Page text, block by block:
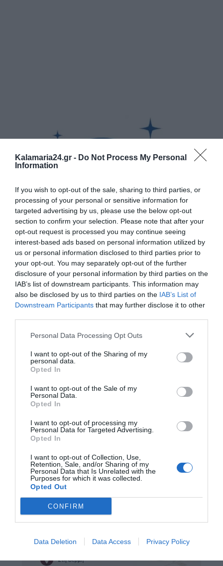
Kalamaria24.gr - Do Not Process My Personal
Information
If you wish to opt-out of the sale, sharing to third parties, or
processing of your personal or sensitive information for
targeted advertising by us, please use the below opt-out
section to confirm your selection. Please note that after your
opt-out request is processed you may continue seeing
interest-based ads based on personal information utilized by
us or personal information disclosed to third parties prior to
your opt-out. You may separately opt-out of the further
disclosure of your personal information by third parties on the
IAB’s list of downstream participants. This information may
also be disclosed by us to third parties on the IAB’s List of
Downstream Participants that may further disclose it to other
Personal Data Processing Opt Outs
I want to opt-out of the Sharing of my
personal data.
Opted In
I want to opt-out of the Sale of my
Personal Data.
Opted In
I want to opt-out of processing my
Personal Data for Targeted Advertising.
Opted In
I want to opt-out of Collection, Use,
Retention, Sale, and/or Sharing of my
Personal Data that Is Unrelated with the
Purposes for which it was collected.
Opted Out
CONFIRM
Data Deletion Data Access Privacy Policy